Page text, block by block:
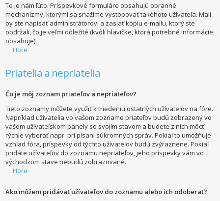
To je nám ľúto. Príspevkové formuláre obsahujú obranné
mechanizmy, ktorými sa snažíme vystopovať takéhoto užívateľa. Mali
by ste napísať administrátorovi a zaslať kópiu e-mailu, ktorý ste
obdržali, čo je veľmi dôležité (kvôli hlavičke, ktorá potrebné informácie
obsahuje).
Hore
Priatelia a nepriatelia
Čo je môj zoznam priateľov a nepriateľov?
Tieto zoznamy môžete využiť k triedeniu ostatných užívateľov na fóre.
Napríklad užívatelia vo vašom zozname priateľov budú zobrazený vo
vašom užívateľskom panely so svojím stavom a budete z nich môcť
rýchle vyberať napr. pri písaní súkromných správ. Pokiaľ to umožňuje
vzhľad fóra, príspevky od týchto užívateľov budú zvýraznene. Pokiaľ
pridáte užívateľov do zoznamu nepriateľov, jeho príspevky vám vo
východzom stave nebudú zobrazované.
Hore
Ako môžem pridávať užívateľov do zoznamu alebo ich odoberať?